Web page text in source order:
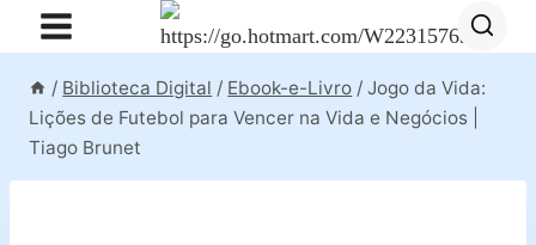
Pular
para
Conteúdo
/ Biblioteca Digital / Ebook-e-Livro / Jogo da Vida:
Lições de Futebol para Vencer na Vida e Negócios |
Tiago Brunet